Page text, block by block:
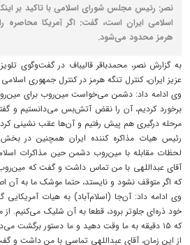
نصر: رئیس مجلس شورای اسلامی با تاکید بر
اسلامی ایران است، گفت: اگر آمریکا محاصره
هرمز محدود می‌شود.
به گزارش نصر، محمدباقر قالیباف در گفت‌وگوی
عزیز ایران، کنترل تنگه هرمز در کنترل جمهوری
وی ادامه داد: دشمن می‌خواست مین‌روب برای
برخورد کردیم، آن را نقض آتش‌بس می‌دانستیم و
مرحله درگیری هم پیش‌ رفتیم و آن‌ها عقب نشینی
رئیس هیات مذاکره کننده ایران همچنین در
لحظات مقابله با مین‌روب دشمن حین مذاکرات
آقای عبداللهی با من تماس داشت و گفت که مین‌روب
که اگر متوقف نشود و نایستد، حتما موشک ما به آن
وی ادامه داد: آن‌جا (اسلام‌آباد) به هیات
که ۱۵ دقیقه به ما وقت دهید و ما دستور برگشت
از این زمان، آقای عبداللهی تماسی با من داشت و